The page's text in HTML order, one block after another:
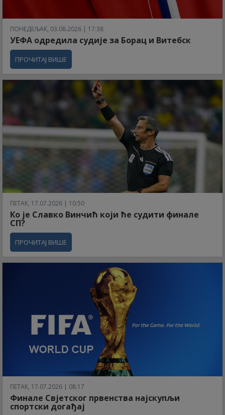
ПОНЕДЕЉАК, 03.08.2026 | 17:38
УЕФА одредила судије за Борац и Витебск
ПРОЧИТАЈ ВИШЕ
ПЕТАК, 17.07.2026 | 10:50
Ко је Славко Винчић који ће судити финале
СП?
ПРОЧИТАЈ ВИШЕ
ПЕТАК, 17.07.2026 | 08:17
Финале Свјетског првенства најскупљи
спортски догађај